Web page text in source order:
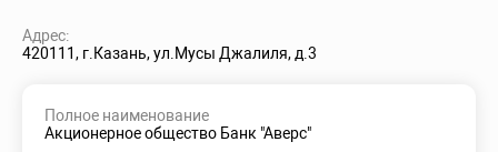
Адрес:
420111, г.Казань, ул.Мусы Джалиля, д.3
Полное наименование
Акционерное общество Банк "Аверс"